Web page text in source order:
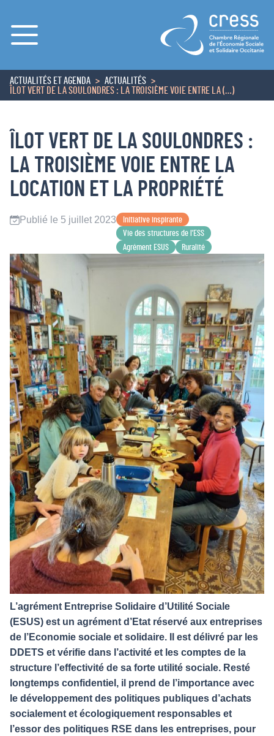
Menu
ACCUEIL
ACTUALITÉS ET AGENDA
ACTUALITÉS
ÎLOT VERT DE LA SOULONDRES : LA TROISIÈME VOIE ENTRE LA (…)
ÎLOT VERT DE LA SOULONDRES :
LA TROISIÈME VOIE ENTRE LA
LOCATION ET LA PROPRIÉTÉ
Publié le 5 juillet 2023
Initiative inspirante
Vie des structures de l’ESS
Agrément ESUS
Ruralité
L’agrément Entreprise Solidaire d’Utilité Sociale
(ESUS) est un agrément d’Etat réservé aux entreprises
de l’Economie sociale et solidaire. Il est délivré par les
DDETS et vérifie dans l’activité et les comptes de la
structure l’effectivité de sa forte utilité sociale. Resté
longtemps confidentiel, il prend de l’importance avec
le développement des politiques publiques d’achats
socialement et écologiquement responsables et
l’essor des politiques RSE dans les entreprises, pour